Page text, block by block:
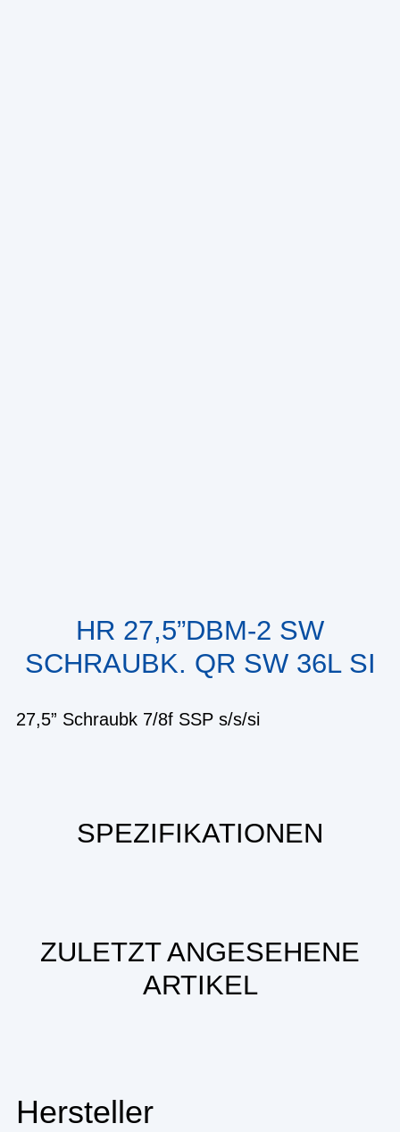
HR 27,5”DBM-2 SW
SCHRAUBK. QR SW 36L SI
27,5” Schraubk 7/8f SSP s/s/si
SPEZIFIKATIONEN
ZULETZT ANGESEHENE
ARTIKEL
Hersteller